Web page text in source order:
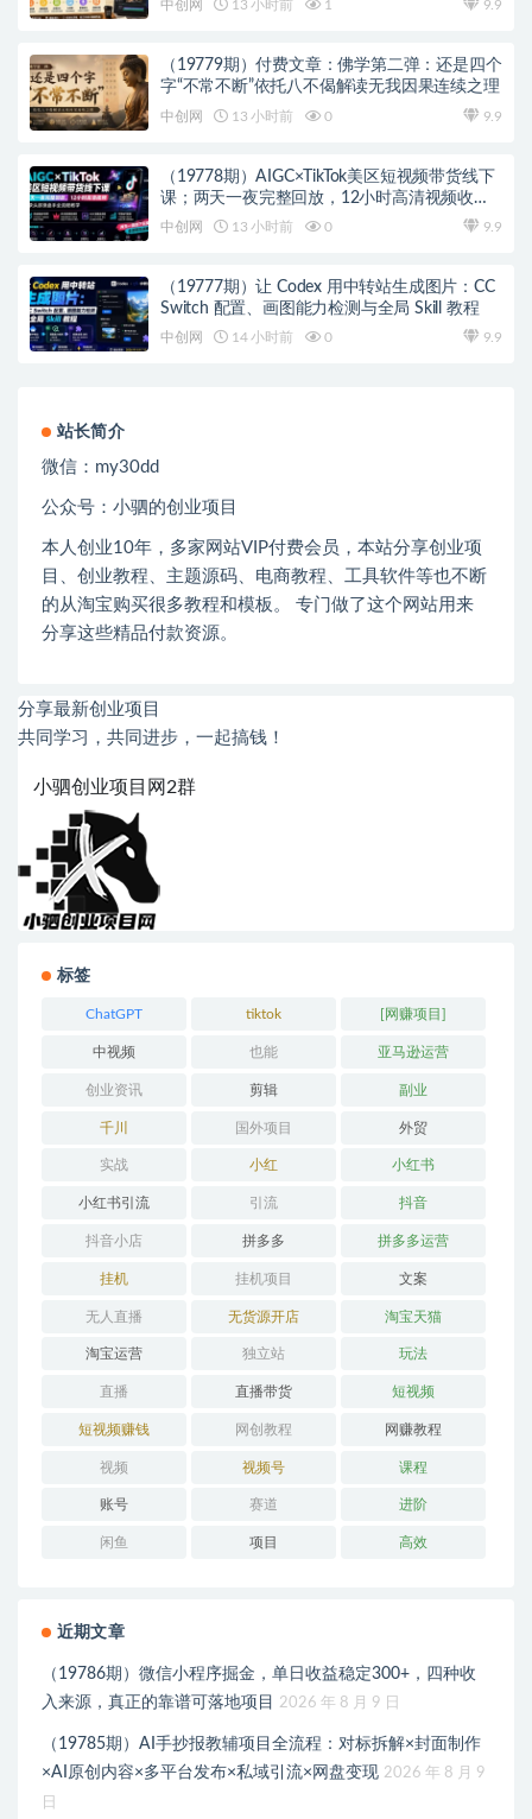
中创网 13 小时前 1 9.9
（19779期）付费文章：佛学第二弹：还是四个
字“不常不断”依托八不偈解读无我因果连续之理
中创网 13 小时前 0 9.9
（19778期）AIGC×TikTok美区短视频带货线下
课；两天一夜完整回放，12小时高清视频收录
头部操盘手全流程教学
中创网 13 小时前 0 9.9
（19777期）让 Codex 用中转站生成图片：CC
Switch 配置、画图能力检测与全局 Skill 教程
中创网 14 小时前 0 9.9
站长简介
微信： my30dd
公众号：小驷的创业项目
本人创业10年，多家网站VIP付费会员，本站分享创业项
目、创业教程、主题源码、电商教程、工具软件等也不断
的从淘宝购买很多教程和模板。 专门做了这个网站用来
分享这些精品付款资源。
分享最新创业项目
共同学习，共同进步，一起搞钱！
小驷创业项目网2群
标签
ChatGPT tiktok [网赚项目]
中视频 也能 亚马逊运营
创业资讯 剪辑 副业
千川 国外项目 外贸
实战 小红 小红书
小红书引流 引流 抖音
抖音小店 拼多多 拼多多运营
挂机 挂机项目 文案
无人直播 无货源开店 淘宝天猫
淘宝运营 独立站 玩法
直播 直播带货 短视频
短视频赚钱 网创教程 网赚教程
视频 视频号 课程
账号 赛道 进阶
闲鱼 项目 高效
近期文章
（19786期）微信小程序掘金，单日收益稳定300+，四种收
入来源，真正的靠谱可落地项目
2026 年 8 月 9 日
（19785期）AI手抄报教辅项目全流程：对标拆解×封面制作
×AI原创内容×多平台发布×私域引流×网盘变现 2026 年 8 月 9
日